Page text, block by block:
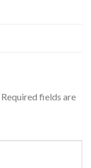
Required fields are